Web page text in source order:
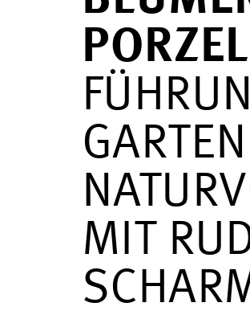
MIT